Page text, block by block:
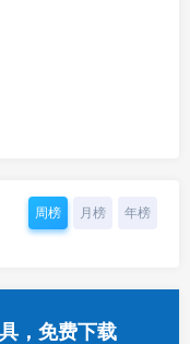
周榜 月榜 年榜
，免费下载